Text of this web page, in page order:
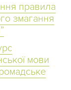
правила
змагання
мови